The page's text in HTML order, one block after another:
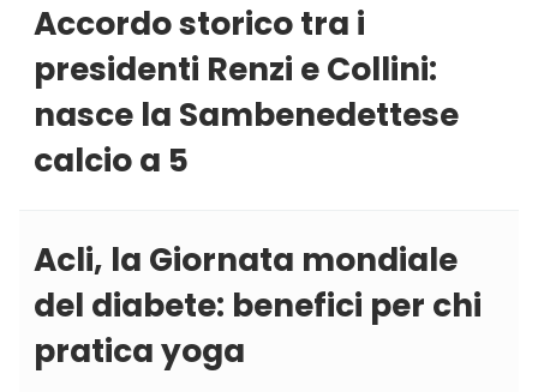
Accordo storico tra i
presidenti Renzi e Collini:
nasce la Sambenedettese
calcio a 5
Acli, la Giornata mondiale
del diabete: benefici per chi
pratica yoga